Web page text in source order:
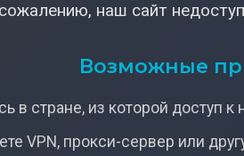
наш сайт
Возможные
в стране, из которой доступ к
VPN, прокси-сервер или